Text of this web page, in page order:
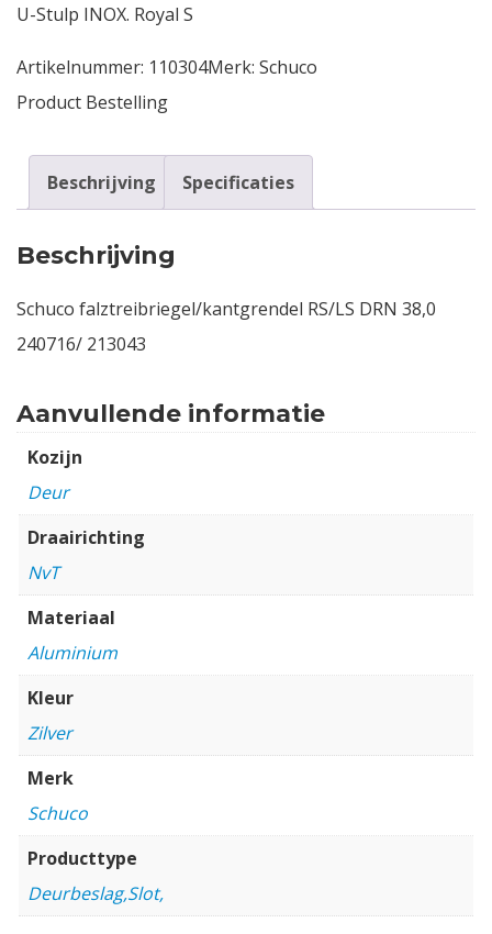
U-Stulp INOX. Royal S
Artikelnummer: 110304Merk: Schuco
Product Bestelling
Beschrijving Specificaties
Beschrijving
Schuco falztreibriegel/kantgrendel RS/LS DRN 38,0
240716/ 213043
Aanvullende informatie
Kozijn
Deur
Draairichting
NvT
Materiaal
Aluminium
Kleur
Zilver
Merk
Schuco
Producttype
Deurbeslag,Slot,